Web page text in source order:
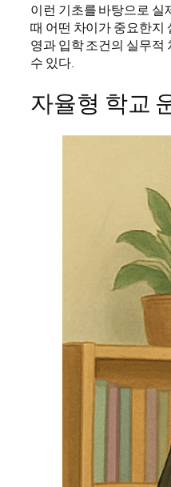
이런 기초를 바탕으로 실
때 어떤 차이가 중요한지
영과 입학 조건의 실무적
수 있다.
자율형 학교